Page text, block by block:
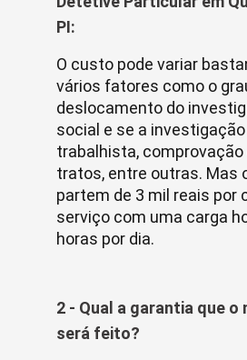
PI:
O custo pode variar
vários fatores como o
deslocamento do
social e se a
trabalhista, comprovação
tratos, entre outras. Mas
partem de 3 mil reais por
serviço com uma carga
horas por dia.
2 - Qual a garantia que o
será feito?